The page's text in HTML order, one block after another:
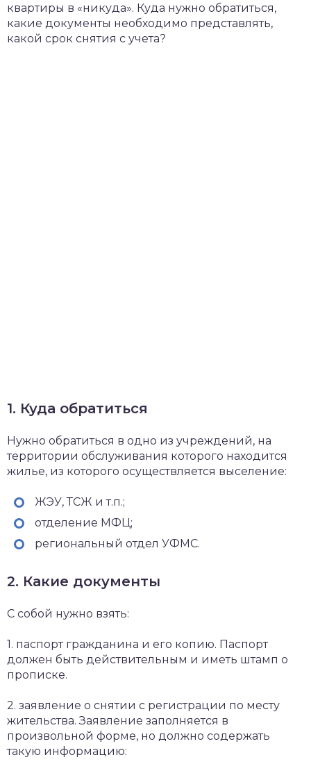
квартиры в «никуда». Куда нужно обратиться,
какие документы необходимо представлять,
какой срок снятия с учета?
1. Куда обратиться
Нужно обратиться в одно из учреждений, на
территории обслуживания которого находится
жилье, из которого осуществляется выселение:
ЖЭУ, ТСЖ и т.п.;
отделение МФЦ;
региональный отдел УФМС.
2. Какие документы
С собой нужно взять:
1. паспорт гражданина и его копию. Паспорт
должен быть действительным и иметь штамп о
прописке.
2. заявление о снятии с регистрации по месту
жительства. Заявление заполняется в
произвольной форме, но должно содержать
такую информацию: